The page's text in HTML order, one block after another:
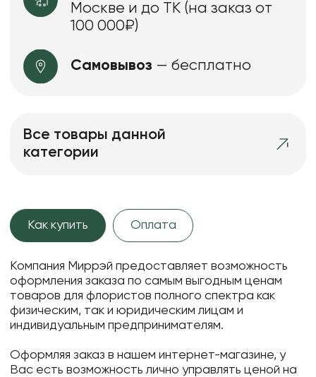
Москве и до ТК (на заказ от
100 000₽)
Самовывоз — бесплатно
Все товары данной
категории
Как купить Оплата
Компания Миррэй предоставляет возможность
оформления заказа по самым выгодным ценам
товаров для флористов полного спектра как
физическим, так и юридическим лицам и
индивидуальным предпринимателям.
Оформляя заказ в нашем интернет-магазине, у
Вас есть возможность лично управлять ценой на